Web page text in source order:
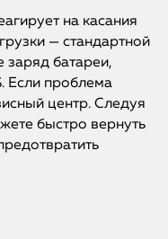
на касания
— стандартной
заряд батареи,
Если проблема
центр. Следуя
быстро вернуть